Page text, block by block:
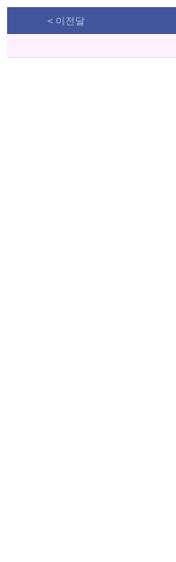
< 이전달